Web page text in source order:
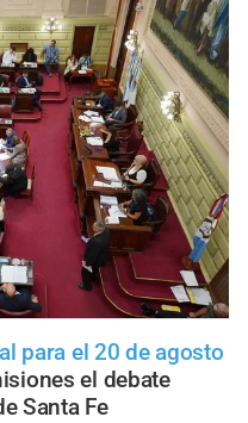
para el 20 de agosto
el debate
Santa Fe